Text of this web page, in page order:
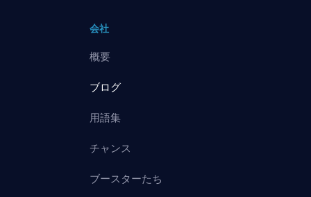
会社
概要
ブログ
用語集
チャンス
ブースターたち